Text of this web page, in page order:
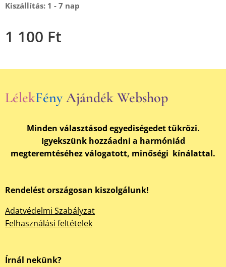
Kiszállítás: 1 - 7 nap
1 100 Ft
LélekFény Ajándék Webshop
Minden választásod egyediségedet tükrözi.
Igyekszünk hozzáadni a harmóniád
megteremtéséhez válogatott, minőségi kínálattal.
Rendelést országosan kiszolgálunk!
Adatvédelmi Szabályzat
Felhasználási feltételek
Írnál nekünk?